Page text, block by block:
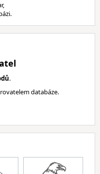
.
databáze.